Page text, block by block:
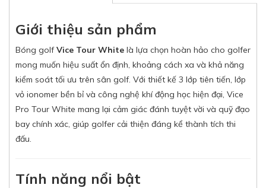
Giới thiệu sản phẩm
Bóng golfVice Tour White là lựa chọn hoàn hảo cho golfer
mong muốn hiệu suất ổn định, khoảng cách xa và khả năng
kiểm soát tối ưu trên sân golf. Với thiết kế 3 lớp tiên tiến, lớp
vỏ ionomer bền bỉ và công nghệ khí động học hiện đại, Vice
Pro Tour White mang lại cảm giác đánh tuyệt vời và quỹ đạo
bay chính xác, giúp golfer cải thiện đáng kể thành tích thi
đấu.
Tính năng nổi bật